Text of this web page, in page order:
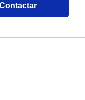
Contactar